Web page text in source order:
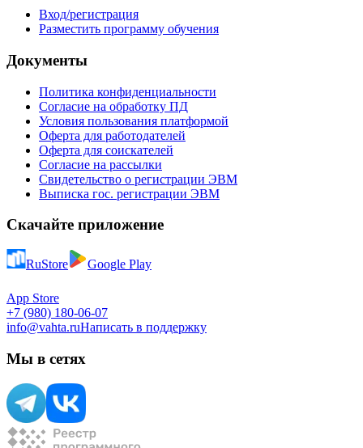
Вход/регистрация
Разместить программу обучения
Документы
Политика конфиденциальности
Согласие на обработку ПД
Условия пользования платформой
Оферта для работодателей
Оферта для соискателей
Согласие на рассылки
Свидетельство о регистрации ЭВМ
Выписка гос. регистрации ЭВМ
Скачайте приложение
RuStore Google Play
App Store
+7 (980) 180-06-07
info@vahta.ruНаписать в поддержку
Мы в сетях